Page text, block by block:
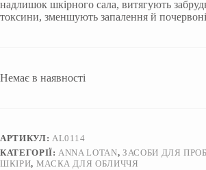
надлишок шкірного сала, витягують
токсини, зменшують запалення й
Немає в наявності
АРТИКУЛ: AL0114
КАТЕГОРІЇ:ANNA LOTAN, ЗАСОБИ ДЛЯ
ШКІРИ, МАСКА ДЛЯ ОБЛИЧЧЯ